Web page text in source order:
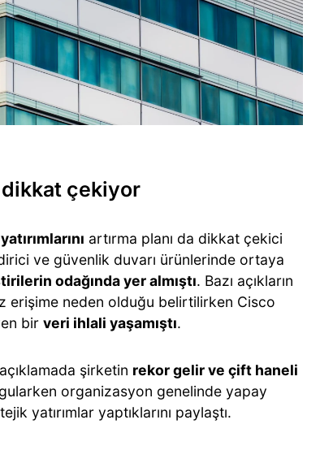
dikkat çekiyor
artırma planı da dikkat çekici
ve güvenlik duvarı ürünlerinde ortaya
odağında yer almıştı. Bazı açıkların
erişime neden olduğu belirtilirken Cisco
bir veri ihlali yaşamıştı.
şirketin rekor gelir ve çift haneli
organizasyon genelinde yapay
yatırımlar yaptıklarını paylaştı.